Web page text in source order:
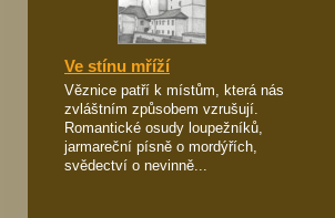
Ve stínu mříží
Věznice patří k místům, která nás
zvláštním způsobem vzrušují.
Romantické osudy loupežníků,
jarmareční písně o mordýřích,
svědectví o nevinně...